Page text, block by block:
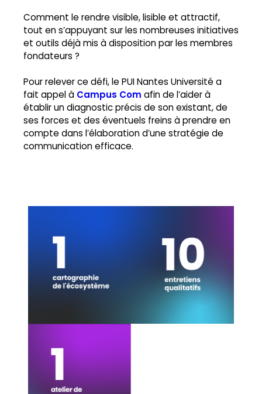
Comment le rendre visible, lisible et attractif,
tout en s’appuyant sur les nombreuses initiatives
et outils déjà mis à disposition par les membres
fondateurs ?
Pour relever ce défi, le PUI Nantes Université a
fait appel à Campus Com afin de l’aider à
établir un diagnostic précis de son existant, de
ses forces et des éventuels freins à prendre en
compte dans l’élaboration d’une stratégie de
communication efficace.